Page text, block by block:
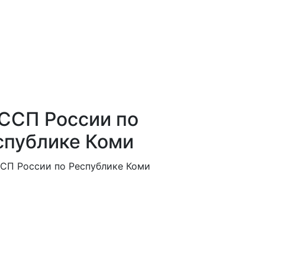
России по
Коми